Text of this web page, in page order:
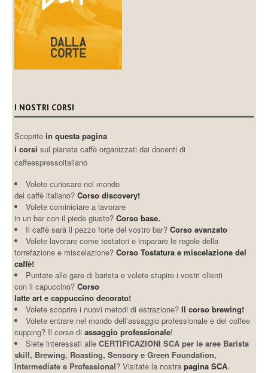
I NOSTRI CORSI
Scopritein questa pagina
i corsi sul pianeta caffè organizzati dai docenti di
caffeespressoitaliano
Volete curiosare nel mondo
del caffè italiano? Corso discovery!
Volete cominiciare a lavorare
in un bar con il piede giusto? Corso base.
Il caffè sarà il pezzo forte del vostro bar?Corso avanzato
Volete lavorare come tostatori e imparare le regole della
torrefazione e miscelazione?Corso Tostatura e miscelazione del
caffè!
Puntate alle gare di barista e volete stupire i vostri clienti
con il capuccino?Corso
latte art e cappuccino decorato!
Volete scoprire i nuovi metodi di estrazione?Il corso brewing!
Volete entrare nel mondo dell’assaggio professionale e del coffee
cupping? Il corso diassaggio professionale!
Siete interessati alleCERTIFICAZIONI SCA per le aree Barista
skill, Brewing, Roasting, Sensory e Green Foundation,
Intermediate e Professional? Visitate la nostrapagina SCA.